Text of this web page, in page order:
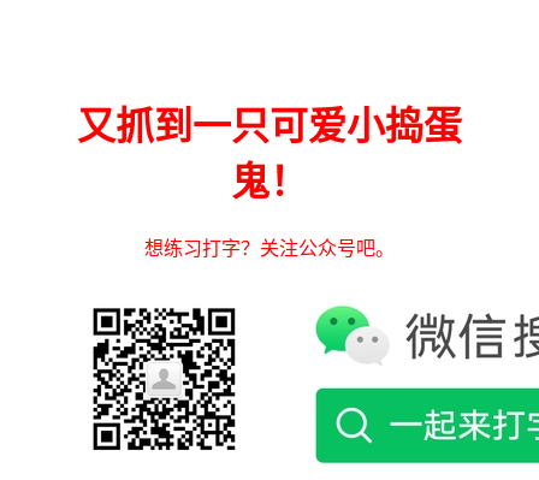
又抓到一只可爱小捣蛋
鬼！
想练习打字？关注公众号吧。